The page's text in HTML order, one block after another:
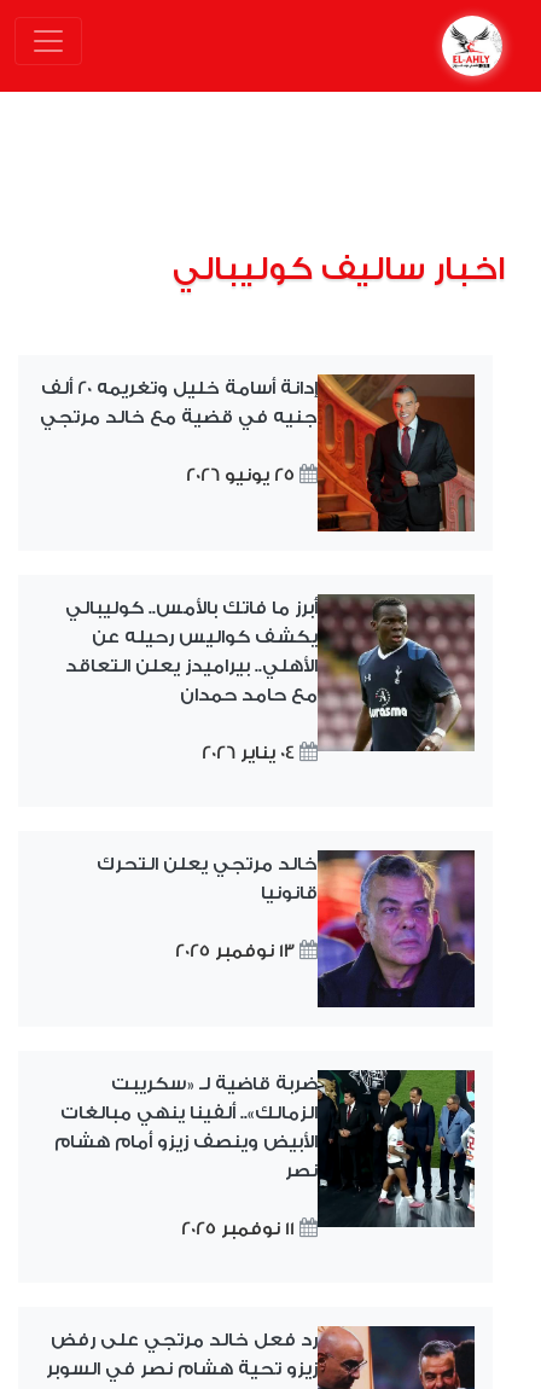
اخبار ساليف كوليبالي
إدانة أسامة خليل وتغريمه 20 ألف
جنيه في قضية مع خالد مرتجي
25 يونيو 2026
أبرز ما فاتك بالأمس.. كوليبالي
يكشف كواليس رحيله عن
الأهلي.. بيراميدز يعلن التعاقد
مع حامد حمدان
04 يناير 2026
خالد مرتجي يعلن التحرك
قانونيا
13 نوفمبر 2025
ضربة قاضية لـ «سكريبت
الزمالك».. ألفينا ينهي مبالغات
الأبيض وينصف زيزو أمام هشام
نصر
11 نوفمبر 2025
رد فعل خالد مرتجي على رفض
زيزو تحية هشام نصر في السوبر